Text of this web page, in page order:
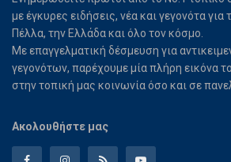
με έγκυρες ειδήσεις, νέα και γεγονότα για
Πέλλα, την Ελλάδα και όλο τον κόσμο.
Με επαγγελματική δέσμευση για
γεγονότων, παρέχουμε μία πλήρη εικόνα
στην τοπική μας κοινωνία όσο και σε
Ακολουθήστε μας